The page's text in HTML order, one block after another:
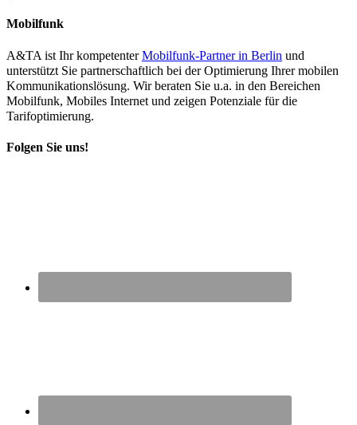
Mobilfunk
A&TA ist Ihr kompetenterMobilfunk-Partner in Berlin und
unterstützt Sie partnerschaftlich bei der Optimierung Ihrer mobilen
Kommunikationslösung. Wir beraten Sie u.a. in den Bereichen
Mobilfunk, Mobiles Internet und zeigen Potenziale für die
Tarifoptimierung.
Folgen Sie uns!